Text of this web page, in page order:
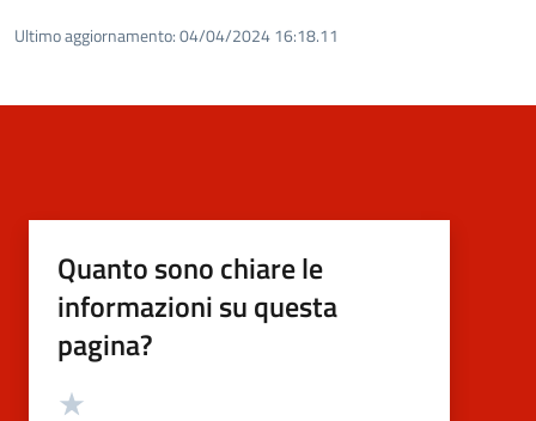
Ultimo aggiornamento:04/04/2024 16:18.11
Quanto sono chiare le
informazioni su questa
pagina?
Valutazione